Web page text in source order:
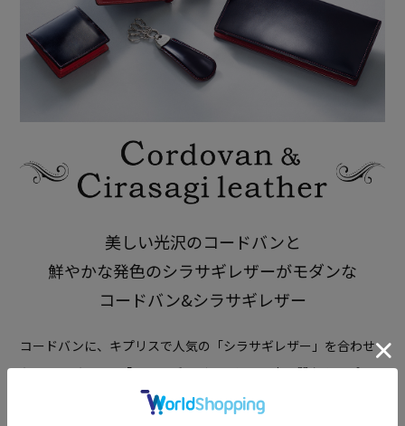
美しい光沢のコードバンと
鮮やかな発色のシラサギレザーがモダンな
コードバン&シラサギレザー
コードバンに、キプリスで人気の「シラサギレザー」を合わせ
たシリーズです。「シラサギレザー」とは、高品質なキップス
日本有数の皮革産地として名高い姫路市で鞣した、キ